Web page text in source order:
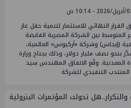
القرار النهائي للاستثمار لتنمية حقل غاز
المتوسط بين الشركة المصرية القابضة
(إيجاس) وشركة «أركيوس» العالمية،
بنحو نصف مليار دولار، وذلك بجناح وزارة
المعدنية. وقّع الاتفاق المهندس سيد
التنفيذي للشركة
تحولت المؤتمرات البترولية